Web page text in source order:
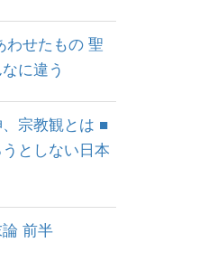
せたもの 聖
に違う
宗教観とは ■
としない日本
前半